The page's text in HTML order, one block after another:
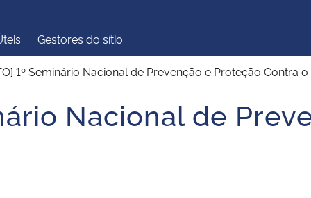
Ministério do
Desenvolvimento Regional
Advocacia-Geral da União Banco Central do Brasil
Gestores do sítio
1º Seminário Nacional de Prevenção e Proteção Contra
Nacional de